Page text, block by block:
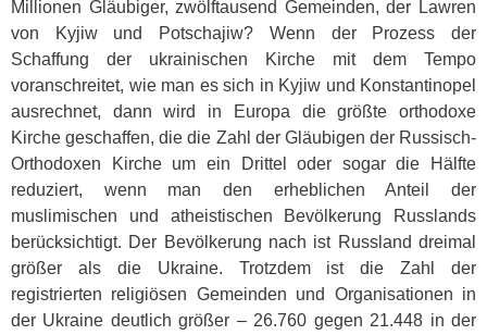
Millionen Gläubiger, zwölftausend Gemeinden, der Lawren
von Kyjiw und Potschajiw? Wenn der Prozess der
Schaffung der ukrainischen Kirche mit dem Tempo
voranschreitet, wie man es sich in Kyjiw und Konstantinopel
ausrechnet, dann wird in Europa die größte orthodoxe
Kirche geschaffen, die die Zahl der Gläubigen der Russisch-
Orthodoxen Kirche um ein Drittel oder sogar die Hälfte
reduziert, wenn man den erheblichen Anteil der
muslimischen und atheistischen Bevölkerung Russlands
berücksichtigt. Der Bevölkerung nach ist Russland dreimal
größer als die Ukraine. Trotzdem ist die Zahl der
registrierten religiösen Gemeinden und Organisationen in
der Ukraine deutlich größer – 26.760 gegen 21.448 in der